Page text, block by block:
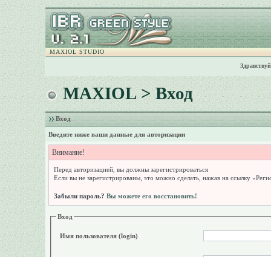
MAXIOL STUDIO
MAXIOL> Вход
Вход
Введите ниже ваши данные для авторизации
Внимание!
Перед авторизацией, вы должны зарегистрироваться
Если вы не зарегистрированы, это можно сделать, нажав на ссылку
Забыли пароль? Вы можете его восстановить!
Вход
Имя пользователя (login)